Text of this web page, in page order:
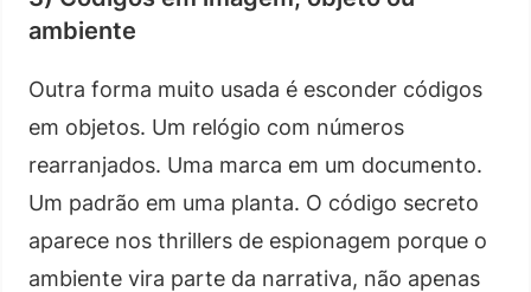
ambiente
Outra forma muito usada é esconder códigos
em objetos. Um relógio com números
rearranjados. Uma marca em um documento.
Um padrão em uma planta. O código secreto
aparece nos thrillers de espionagem porque o
ambiente vira parte da narrativa, não apenas